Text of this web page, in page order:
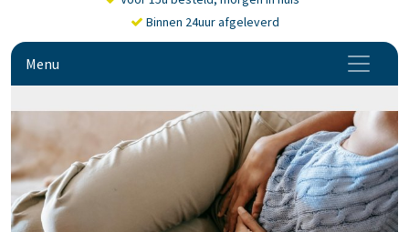
Binnen 24uur afgeleverd
Menu